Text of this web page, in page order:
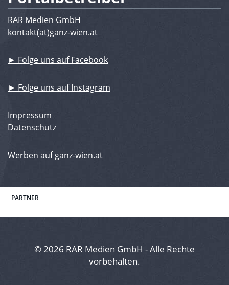
RAR Medien GmbH
kontakt(at)ganz-wien.at
► Folge uns auf Facebook
► Folge uns auf Instagram
Impressum
Datenschutz
Werben auf ganz-wien.at
PARTNER
© 2026 RAR Medien GmbH - Alle Rechte
vorbehalten.